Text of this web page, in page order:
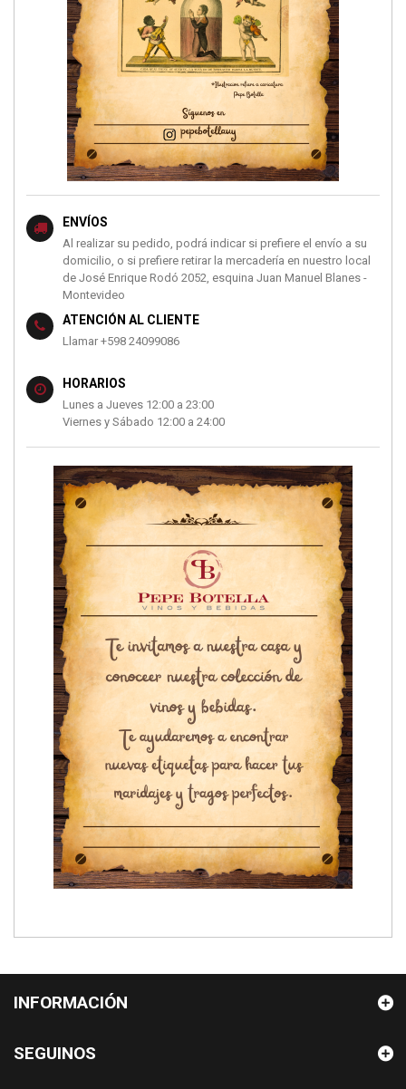
ENVÍOS
Al realizar su pedido, podrá indicar si prefiere el envío a su
domicilio, o si prefiere retirar la mercadería en nuestro local
de José Enrique Rodó 2052, esquina Juan Manuel Blanes -
Montevideo
ATENCIÓN AL CLIENTE
Llamar +598 24099086
HORARIOS
Lunes a Jueves 12:00 a 23:00
Viernes y Sábado 12:00 a 24:00
INFORMACIÓN
SEGUINOS